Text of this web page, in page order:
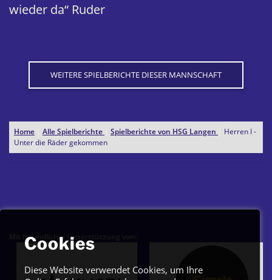
wieder da“ Ruder
WEITERE SPIELBERICHTE DIESER MANNSCHAFT
Home Alle Spielberichte Spielberichte von HSG Langen
Herren I -
Unter die Räder gekommen
Mit freundlicher Unterstützung von:
Cookies
Diese Website verwendet Cookies, um Ihre